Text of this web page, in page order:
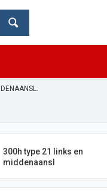
300h type 21 links en
middenaansl